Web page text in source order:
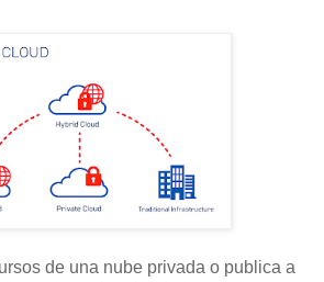
de una nube privada o publica a